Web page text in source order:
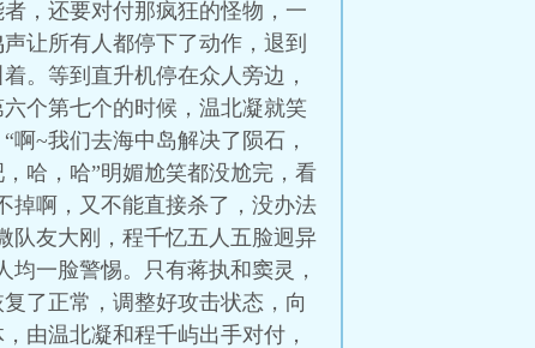
，还要对付那疯狂的怪物，一
让所有人都停下了动作，退到
。等到直升机停在众人旁边，
个第七个的时候，温北凝就笑
~我们去海中岛解决了陨石，
哈，哈”明媚尬笑都没尬完，看
掉啊，又不能直接杀了，没办法
队友大刚，程千忆五人五脸迥异
一脸警惕。只有蒋执和窦灵，
了正常，调整好攻击状态，向
由温北凝和程千屿出手对付，